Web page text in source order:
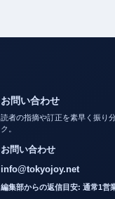
お問い合わせ
読者の指摘や訂正を素早く振り
ク。
お問い合わせ
info@tokyojoy.net
編集部からの返信目安: 通常1営